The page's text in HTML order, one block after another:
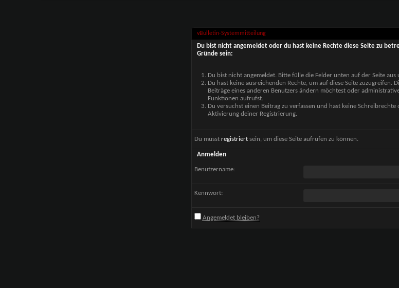
vBulletin-Systemmitteilung
Du bist nicht angemeldet oder du hast keine Rechte diese Seite zu
Gründe sein:
Du bist nicht angemeldet. Bitte fülle die Felder unten auf der Seite aus
Du hast keine ausreichenden Rechte, um auf diese Seite zuzugreifen.
Beiträge eines anderen Benutzers ändern möchtest oder
Funktionen aufrufst.
Du versuchst einen Beitrag zu verfassen und hast keine
Aktivierung deiner Registrierung.
Du musst registriertsein, um diese Seite aufrufen zu können.
Anmelden
Benutzername:
Kennwort:
Angemeldet bleiben?